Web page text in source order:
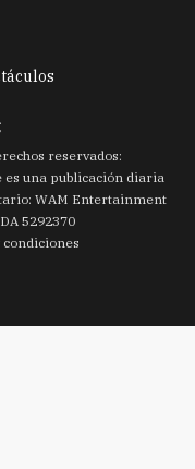
reservados:
es una publicación diaria
WAM Entertainment
5292370